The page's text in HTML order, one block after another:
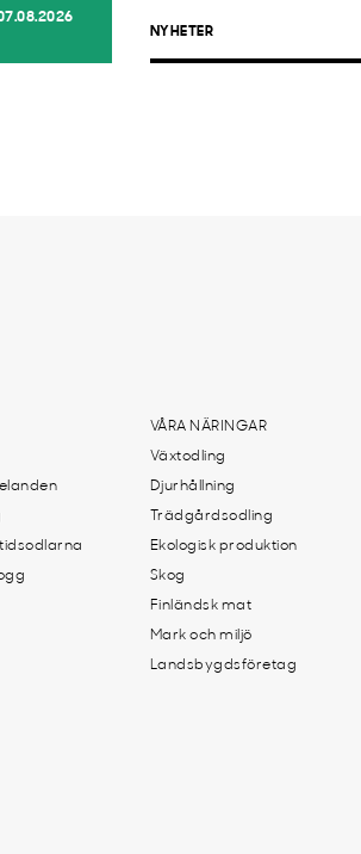
NYHETER
VÅRA NÄRINGAR
Växtodling
Djurhållning
Trädgårdsodling
Ekologisk produktion
Skog
Finländsk mat
Mark och miljö
Landsbygdsföretag